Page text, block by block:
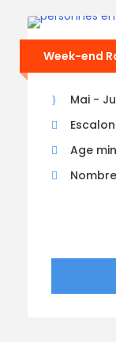
Week-end
Week-
Mai -
Age